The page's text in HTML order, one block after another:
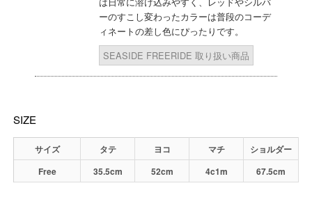
ーのすこし変わったカラーは普段のコーデ
ィネートの差し色にぴったりです。
SEASIDE FREERIDE 取り扱い商品
SIZE
サイズ タテ ヨコ マチ
ショルダー
Free
35.5cm 52cm 4c1m 67.5cm